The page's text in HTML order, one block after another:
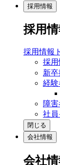
採用情報
採用
採用情報
採
新卒
経験
障害
社員
閉じる
会社情報
会社